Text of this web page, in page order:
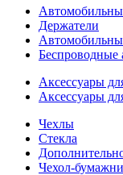
Держатели
Беспроводные
Аксессуары
Аксессуары
Чехлы
Стекла
Чехол-